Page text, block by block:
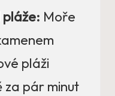
Moře
pláži
pár minut